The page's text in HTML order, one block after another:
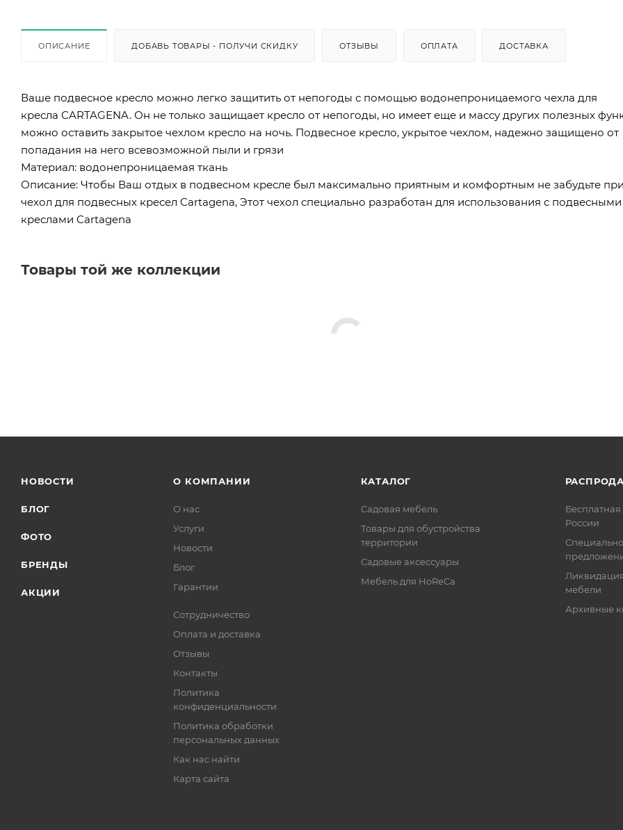
ОПИСАНИЕ ДОБАВЬ ТОВАРЫ - ПОЛУЧИ СКИДКУ ОТЗЫВЫ ОПЛАТА ДОСТАВКА
Ваше подвесное кресло можно легко защитить от непогоды с помощью водонепроницаемого чехла для
кресла CARTAGENA. Он не только защищает кресло от непогоды, но имеет еще и массу других полезных
можно оставить закрытое чехлом кресло на ночь. Подвесное кресло, укрытое чехлом, надежно защищено от
попадания на него всевозможной пыли и грязи
Материал: водонепроницаемая ткань
Описание: Чтобы Ваш отдых в подвесном кресле был максимально приятным и комфортным не забудьте
чехол для подвесных кресел Cartagena, Этот чехол специально разработан для использования с подвесными
креслами Cartagena
Товары той же коллекции
НОВОСТИ
БЛОГ
ФОТО
БРЕНДЫ
АКЦИИ
О КОМПАНИИ
О нас
Услуги
Новости
Блог
Гарантии
Сотрудничество
Оплата и доставка
Отзывы
Контакты
Политика
конфиденциальности
Политика обработки
персональных данных
Как нас найти
Карта сайта
КАТАЛОГ
Садовая мебель
Товары для обустройства
территории
Садовые аксессуары
Мебель для HoReCa
Бесплатная
России
мебели
Архивные